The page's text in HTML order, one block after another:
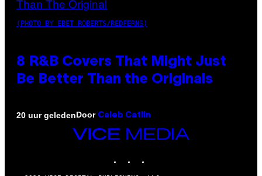
(PHOTO BY EBET ROBERTS/REDFERNS)
8 R&B Covers That Might Just
Be Better Than the Originals
20 uur geledenDoor Caleb Catlin
VICE